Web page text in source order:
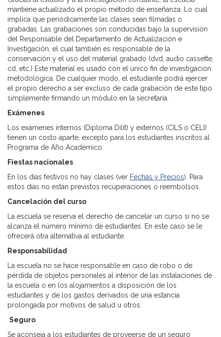
mantiene actualizado el propio método de enseñanza. Lo cual
implica que periódicamente las clases sean filmadas o
grabadas. Las grabaciones son conducidas bajo la supervisión
del Responsable del Departamento de Actualización e
Investigación, el cual también es responsable de la
conservación y el uso del material grabado (dvd, audio cassette,
cd, etc.) Este material es usado con el único fin de investigación
metodológica. De cualquier modo, el estudiante podrá ejercer
el propio derecho a ser excluso de cada grabación de este tipo
simplemente firmando un módulo en la secretaría.
Exámenes
Los exámenes internos (Diploma Dilit) y externos (CILS o CELI)
tienen un costo aparte, excepto para los estudiantes inscritos al
Programa de Año Académico.
Fiestas nacionales
En los días festivos no hay clases (ver Fechas y Precios). Para
estos días no están previstos recuperaciones o reembolsos.
Cancelación del curso
La escuela se reserva el derecho de cancelar un curso si no se
alcanza el número mínimo de estudiantes. En este caso se le
ofrecerá otra alternativa al estudiante.
Responsabilidad
La escuela no se hace responsable en caso de robo o de
pérdida de objetos personales al interior de las instalaciones de
la escuela o en los alojamientos a disposición de los
estudiantes y de los gastos derivados de una estancia
prolongada por motivos de salud u otros.
Seguro
Se aconseja a los estudiantes de proveerse de un seguro